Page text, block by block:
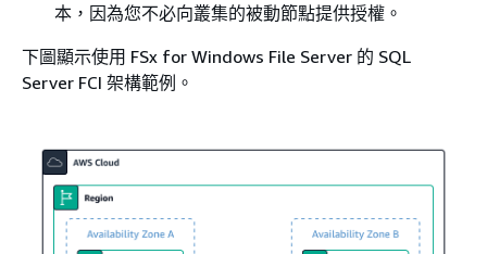
本，因為您不必向叢集的被動節點提供授權。
下圖顯示使用 FSx for Windows File Server 的 SQL
Server FCI 架構範例。